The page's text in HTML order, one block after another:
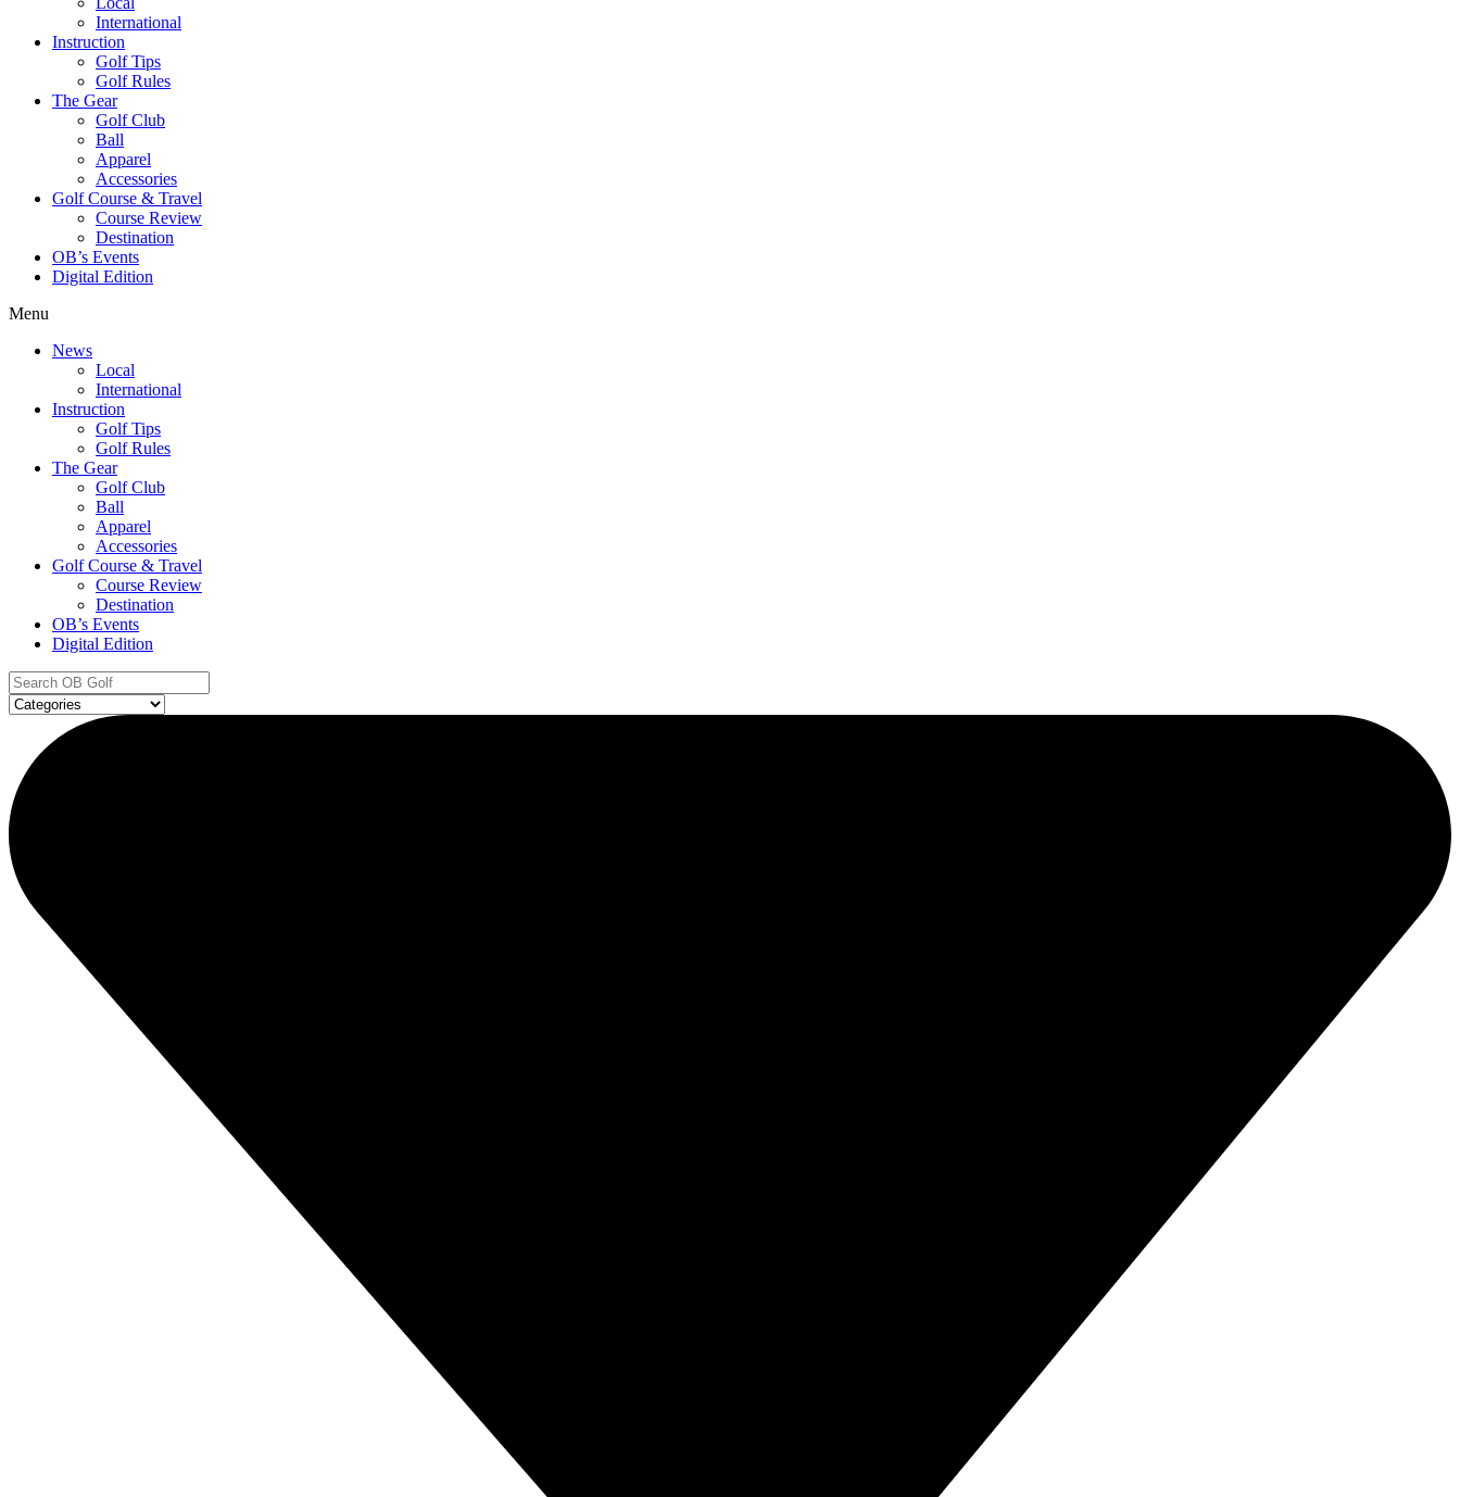
International
Instruction
Golf Tips
Golf Rules
The Gear
Golf Club
Ball
Apparel
Accessories
Golf Course & Travel
Course Review
Destination
OB’s Events
Digital Edition
Menu
News
Local
International
Instruction
Golf Tips
Golf Rules
The Gear
Golf Club
Ball
Apparel
Accessories
Golf Course & Travel
Course Review
Destination
OB’s Events
Digital Edition